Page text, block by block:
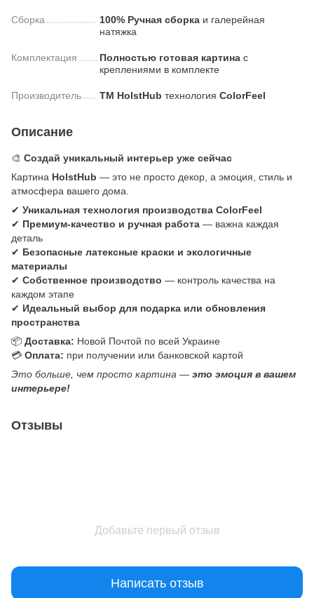
Сборка 100% Ручная сборка и галерейная
натяжка
Комплектация Полностью готовая картина с
креплениями в комплекте
Производитель ТМ HolstHub технология ColorFeel
Описание
🎨 Создай уникальный интерьер уже сейчас
Картина HolstHub — это не просто декор, а эмоция, стиль и
атмосфера вашего дома.
✔ Уникальная технология производства ColorFeel
✔ Премиум-качество и ручная работа — важна каждая
деталь
✔ Безопасные латексные краски и экологичные
материалы
✔ Собственное производство — контроль качества на
каждом этапе
✔ Идеальный выбор для подарка или обновления
пространства
📦 Доставка: Новой Почтой по всей Украине
💳 Оплата: при получении или банковской картой
Это больше, чем просто картина — это эмоция в вашем
интерьере!
Отзывы
Добавьте первый отзыв
Написать отзыв